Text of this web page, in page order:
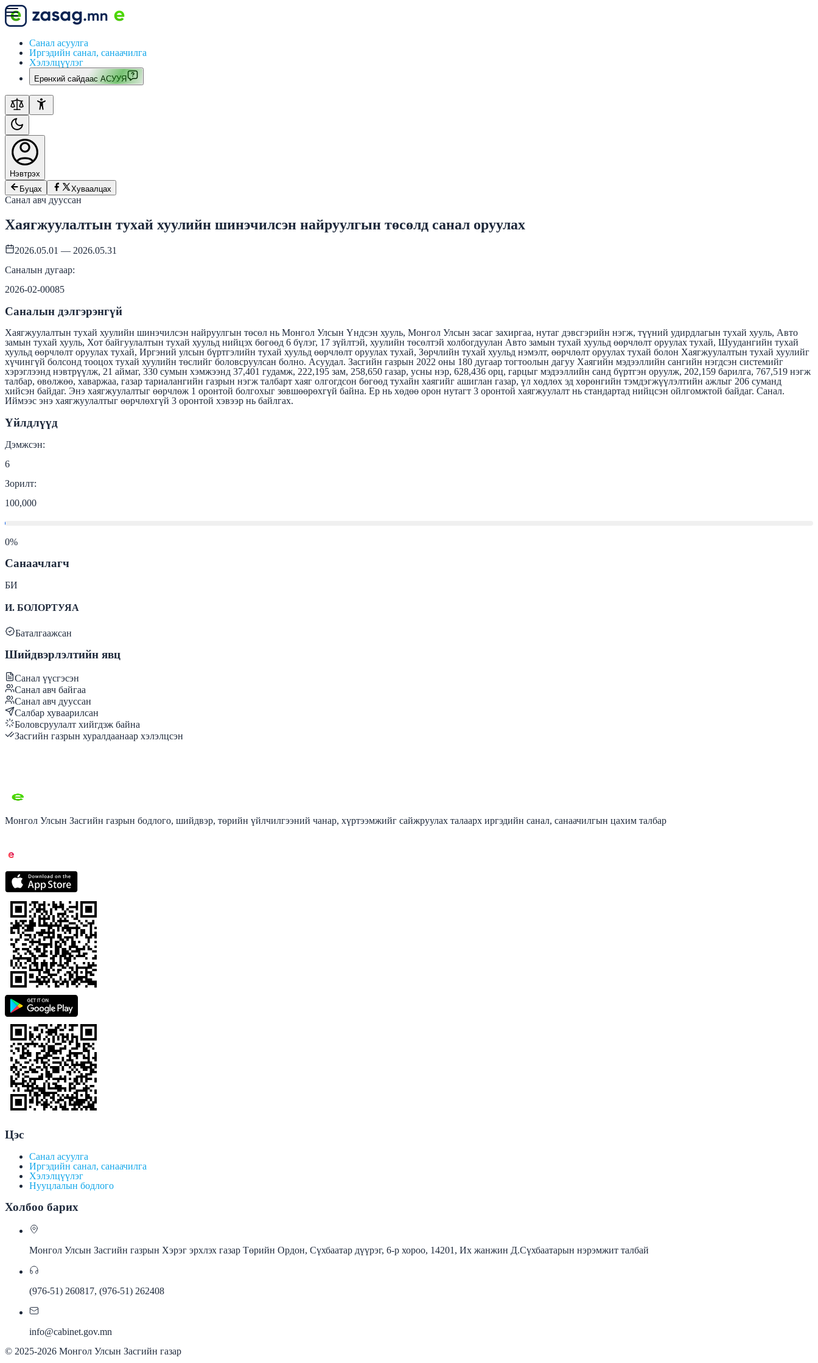
Санал асуулга
Иргэдийн санал, санаачилга
Хэлэлцүүлэг
Ерөнхий сайдаас АСУУЯ
Нэвтрэх
Буцах
Хуваалцах
Санал авч дууссан
Хаягжуулалтын тухай хуулийн шинэчилсэн найруулгын төсөлд санал оруулах
2026.05.01 — 2026.05.31
Саналын дугаар:
2026-02-00085
Саналын дэлгэрэнгүй
Хаягжуулалтын тухай хуулийн шинэчилсэн найруулгын төсөл нь Монгол Улсын Үндсэн хууль, Монгол Улсын засаг захиргаа, нутаг дэвсгэрийн нэгж, түүний удирдлагын тухай хууль, Авто
замын тухай хууль, Хот байгуулалтын тухай хуульд нийцэх бөгөөд 6 бүлэг, 17 зүйлтэй, хуулийн төсөлтэй холбогдуулан Авто замын тухай хуульд өөрчлөлт оруулах тухай, Шуудангийн тухай
хуульд өөрчлөлт оруулах тухай, Иргэний улсын бүртгэлийн тухай хуульд өөрчлөлт оруулах тухай, Зөрчлийн тухай хуульд нэмэлт, өөрчлөлт оруулах тухай болон Хаягжуулалтын тухай хуулийг
хүчингүй болсонд тооцох тухай хуулийн төслийг боловсруулсан болно. Асуудал. Засгийн газрын 2022 оны 180 дугаар тогтоолын дагуу Хаягийн мэдээллийн сангийн нэгдсэн системийг
хэрэглээнд нэвтрүүлж, 21 аймаг, 330 сумын хэмжээнд 37,401 гудамж, 222,195 зам, 258,650 газар, усны нэр, 628,436 орц, гарцыг мэдээллийн санд бүртгэн оруулж, 202,159 барилга, 767,519 нэгж
талбар, өвөлжөө, хаваржаа, газар тариалангийн газрын нэгж талбарт хаяг олгогдсон бөгөөд тухайн хаягийг ашиглан газар, үл хөдлөх эд хөрөнгийн тэмдэгжүүлэлтийн ажлыг 206 суманд
хийсэн байдаг. Энэ хаягжуулалтыг өөрчлөж 1 оронтой болгохыг зөвшөөрөхгүй байна. Ер нь хөдөө орон нутагт 3 оронтой хаягжуулалт нь стандартад нийцсэн ойлгомжтой байдаг. Санал.
Иймээс энэ хаягжуулалтыг өөрчлөхгүй 3 оронтой хэвээр нь байлгах.
Үйлдлүүд
Дэмжсэн:
6
Зорилт:
100,000
0%
Санаачлагч
БИ
И. БОЛОРТУЯА
Баталгаажсан
Шийдвэрлэлтийн явц
Санал үүсгэсэн
Санал авч байгаа
Санал авч дууссан
Салбар хуваарилсан
Боловсруулалт хийгдэж байна
Засгийн газрын хуралдаанаар хэлэлцсэн
Монгол Улсын Засгийн газрын бодлого, шийдвэр, төрийн үйлчилгээний чанар, хүртээмжийг сайжруулах талаарх иргэдийн санал, санаачилгын цахим талбар
Цэс
Санал асуулга
Иргэдийн санал, санаачилга
Хэлэлцүүлэг
Нууцлалын бодлого
Холбоо барих
Монгол Улсын Засгийн газрын Хэрэг эрхлэх газар Төрийн Ордон, Сүхбаатар дүүрэг, 6-р хороо, 14201, Их жанжин Д.Сүхбаатарын нэрэмжит талбай
(976-51) 260817, (976-51) 262408
info@cabinet.gov.mn
© 2025-2026 Монгол Улсын Засгийн газар